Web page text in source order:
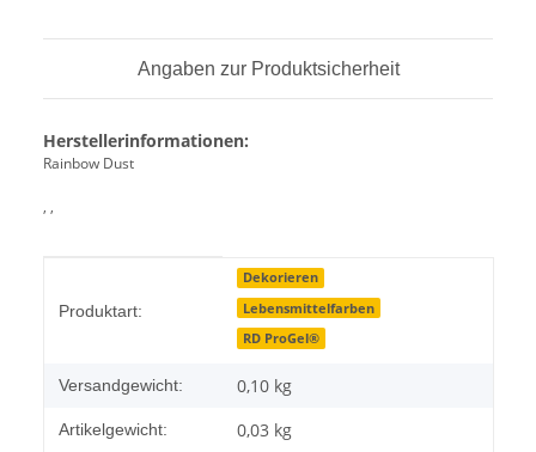
Angaben zur Produktsicherheit
Herstellerinformationen:
Rainbow Dust
, ,
Produktart:
Dekorieren
Lebensmittelfarben
RD ProGel®
Versandgewicht: 0,10 kg
Artikelgewicht: 0,03 kg